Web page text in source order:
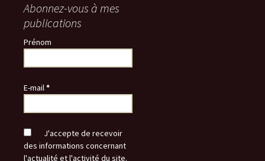
Abonnez-vous à mes
publications
Prénom
E-mail*
J'accepte de recevoir
des informations concernant
l'actualité et l'activité du site.